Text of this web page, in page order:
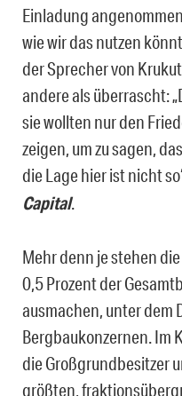
Einladung
wie wir das nutzen
der Sprecher von
andere als überrascht:
sie wollten nur den
zeigen, um zu sagen,
die Lage hier ist nicht
Capital.
Mehr denn je stehen
0,5 Prozent der
ausmachen, unter dem
Bergbaukonzernen. Im
die Großgrundbesitzer
größten,